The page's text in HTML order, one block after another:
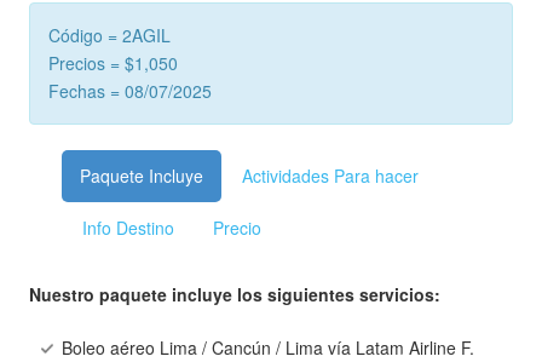
Código = 2AGIL
Precios = $1,050
Fechas = 08/07/2025
Paquete Incluye Actividades Para hacer
Info Destino Precio
Nuestro paquete incluye los siguientes servicios:
Boleo aéreo Lima / Cancún / Lima vía Latam Airline F.